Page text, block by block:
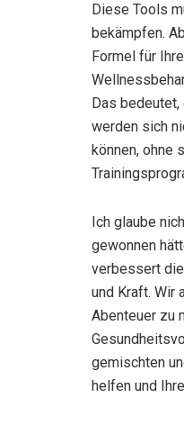
Diese Tools
bekämpfen.
Formel für
Das
werden sich
können, ohne
Ich glaube
gewonnen
verbessert
und Kraft. Wir
Abenteuer zu
gemischten
helfen und